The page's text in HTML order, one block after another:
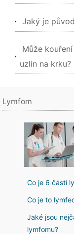
Jaký je
Může
uzlin na krku?
Lymfom
Co je 6 částí
Co je to
Jaké jsou
lymfomu?